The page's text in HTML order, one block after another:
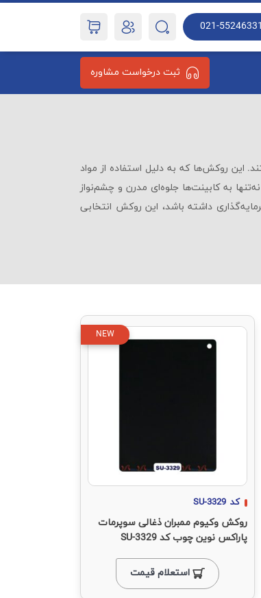
021-55246331
ثبت درخواست مشاوره
این روکش‌ها که به دلیل استفاده از مواد
به کابینت‌ها جلوه‌ای مدرن و چشم‌نواز
داشته باشد، این روکش انتخابی
کد SU-3329
روکش وکیوم ممبران ذغالی سوپرمات
پاراکس نوین چوب کد SU-3329
استعلام قیمت
NEW